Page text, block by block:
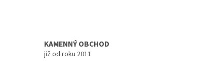
KAMENNÝ OBCHOD
již od roku 2011